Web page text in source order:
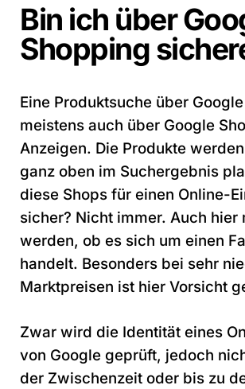
Bin ich über
Shopping
Eine Produktsuche über
meistens auch über Google
Anzeigen. Die Produkte
ganz oben im Suchergebnis
diese Shops für einen Online-
sicher? Nicht immer. Auch hier
werden, ob es sich um einen
handelt. Besonders bei sehr
Marktpreisen ist hier Vorsicht
Zwar wird die Identität eines
von Google geprüft, jedoch
der Zwischenzeit oder bis zu